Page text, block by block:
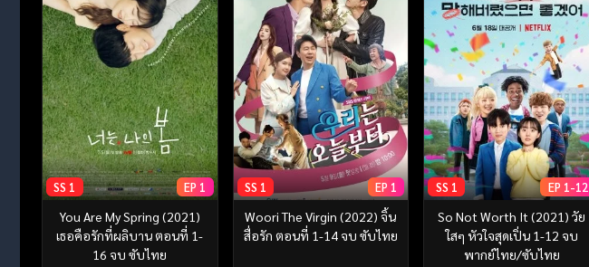
SS 1 EP 1
You Are My Spring (2021)
เธอคือรักที่ผลิบาน ตอนที่ 1-
16 จบ ซับไทย
SS 1 EP 1
Woori The Virgin (2022) จิ้น
สื่อรัก ตอนที่ 1-14 จบ ซับไทย
SS 1 EP 1-12
So Not Worth It (2021) วัย
ใสๆ หัวใจสุดเปิ่น 1-12 จบ
พากย์ไทย/ซับไทย